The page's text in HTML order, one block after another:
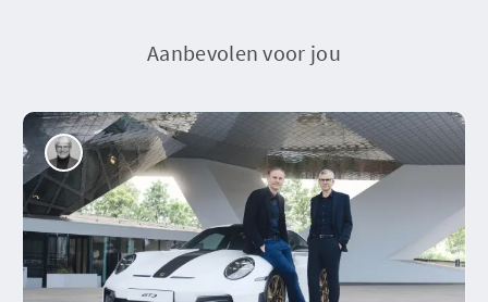
Aanbevolen voor jou